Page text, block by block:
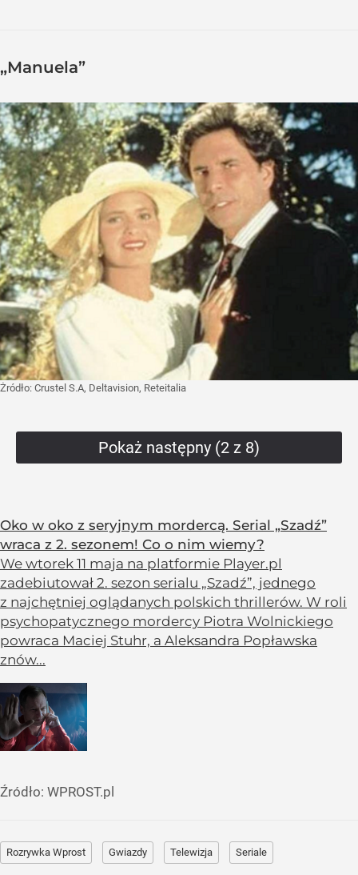
„Manuela”
Żródło: Crustel S.A, Deltavision, Reteitalia
Pokaż następny (2 z 8)
Oko w oko z seryjnym mordercą. Serial „Szadź”
wraca z 2. sezonem! Co o nim wiemy?
We wtorek 11 maja na platformie Player.pl
zadebiutował 2. sezon serialu „Szadź”, jednego
z najchętniej oglądanych polskich thrillerów. W roli
psychopatycznego mordercy Piotra Wolnickiego
powraca Maciej Stuhr, a Aleksandra Popławska
znów...
Źródło: WPROST.pl
Rozrywka Wprost Gwiazdy Telewizja Seriale